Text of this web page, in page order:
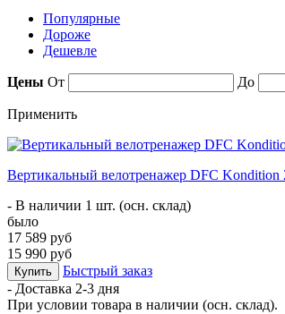
Популярные
Дороже
Дешевле
Цены От До
Применить
Вертикальный велотренажер DFC Kondition
- В наличии 1 шт. (осн. склад)
было
17 589 руб
15 990 руб
Купить
Быстрый заказ
- Доставка 2-3 дня
При условии товара в наличии (осн. склад).